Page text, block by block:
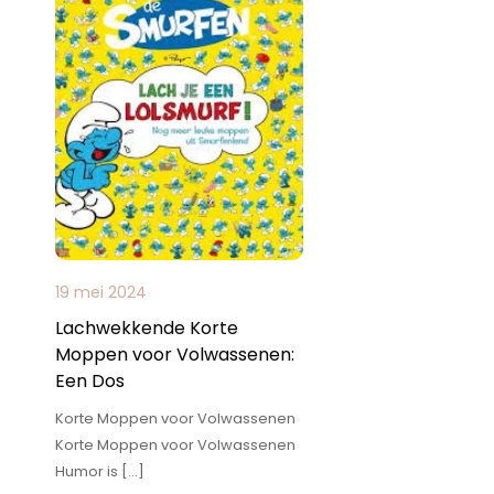
19 mei 2024
Lachwekkende Korte
Moppen voor Volwassenen:
Een Dos
Korte Moppen voor Volwassenen
Korte Moppen voor Volwassenen
Humor is […]